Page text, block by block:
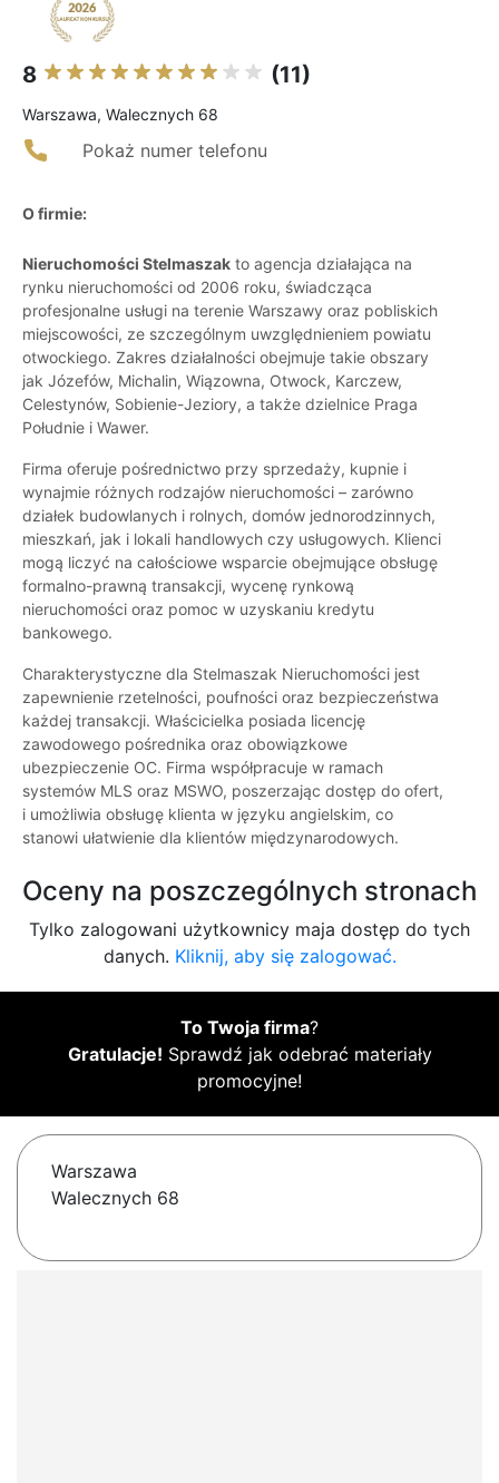
8 (11)
Warszawa, Walecznych 68
Pokaż numer telefonu
O firmie:
Nieruchomości Stelmaszak to agencja działająca na
rynku nieruchomości od 2006 roku, świadcząca
profesjonalne usługi na terenie Warszawy oraz pobliskich
miejscowości, ze szczególnym uwzględnieniem powiatu
otwockiego. Zakres działalności obejmuje takie obszary
jak Józefów, Michalin, Wiązowna, Otwock, Karczew,
Celestynów, Sobienie-Jeziory, a także dzielnice Praga
Południe i Wawer.
Firma oferuje pośrednictwo przy sprzedaży, kupnie i
wynajmie różnych rodzajów nieruchomości – zarówno
działek budowlanych i rolnych, domów jednorodzinnych,
mieszkań, jak i lokali handlowych czy usługowych. Klienci
mogą liczyć na całościowe wsparcie obejmujące obsługę
formalno-prawną transakcji, wycenę rynkową
nieruchomości oraz pomoc w uzyskaniu kredytu
bankowego.
Charakterystyczne dla Stelmaszak Nieruchomości jest
zapewnienie rzetelności, poufności oraz bezpieczeństwa
każdej transakcji. Właścicielka posiada licencję
zawodowego pośrednika oraz obowiązkowe
ubezpieczenie OC. Firma współpracuje w ramach
systemów MLS oraz MSWO, poszerzając dostęp do ofert,
i umożliwia obsługę klienta w języku angielskim, co
stanowi ułatwienie dla klientów międzynarodowych.
Oceny na poszczególnych stronach
Tylko zalogowani użytkownicy maja dostęp do tych
danych. Kliknij, aby się zalogować.
To Twoja firma?
Gratulacje! Sprawdź jak odebrać materiały
promocyjne!
Warszawa
Walecznych 68